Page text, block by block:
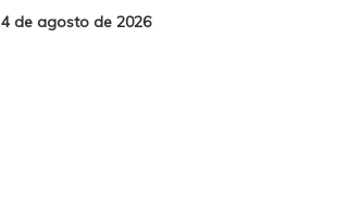
4 de agosto de 2026